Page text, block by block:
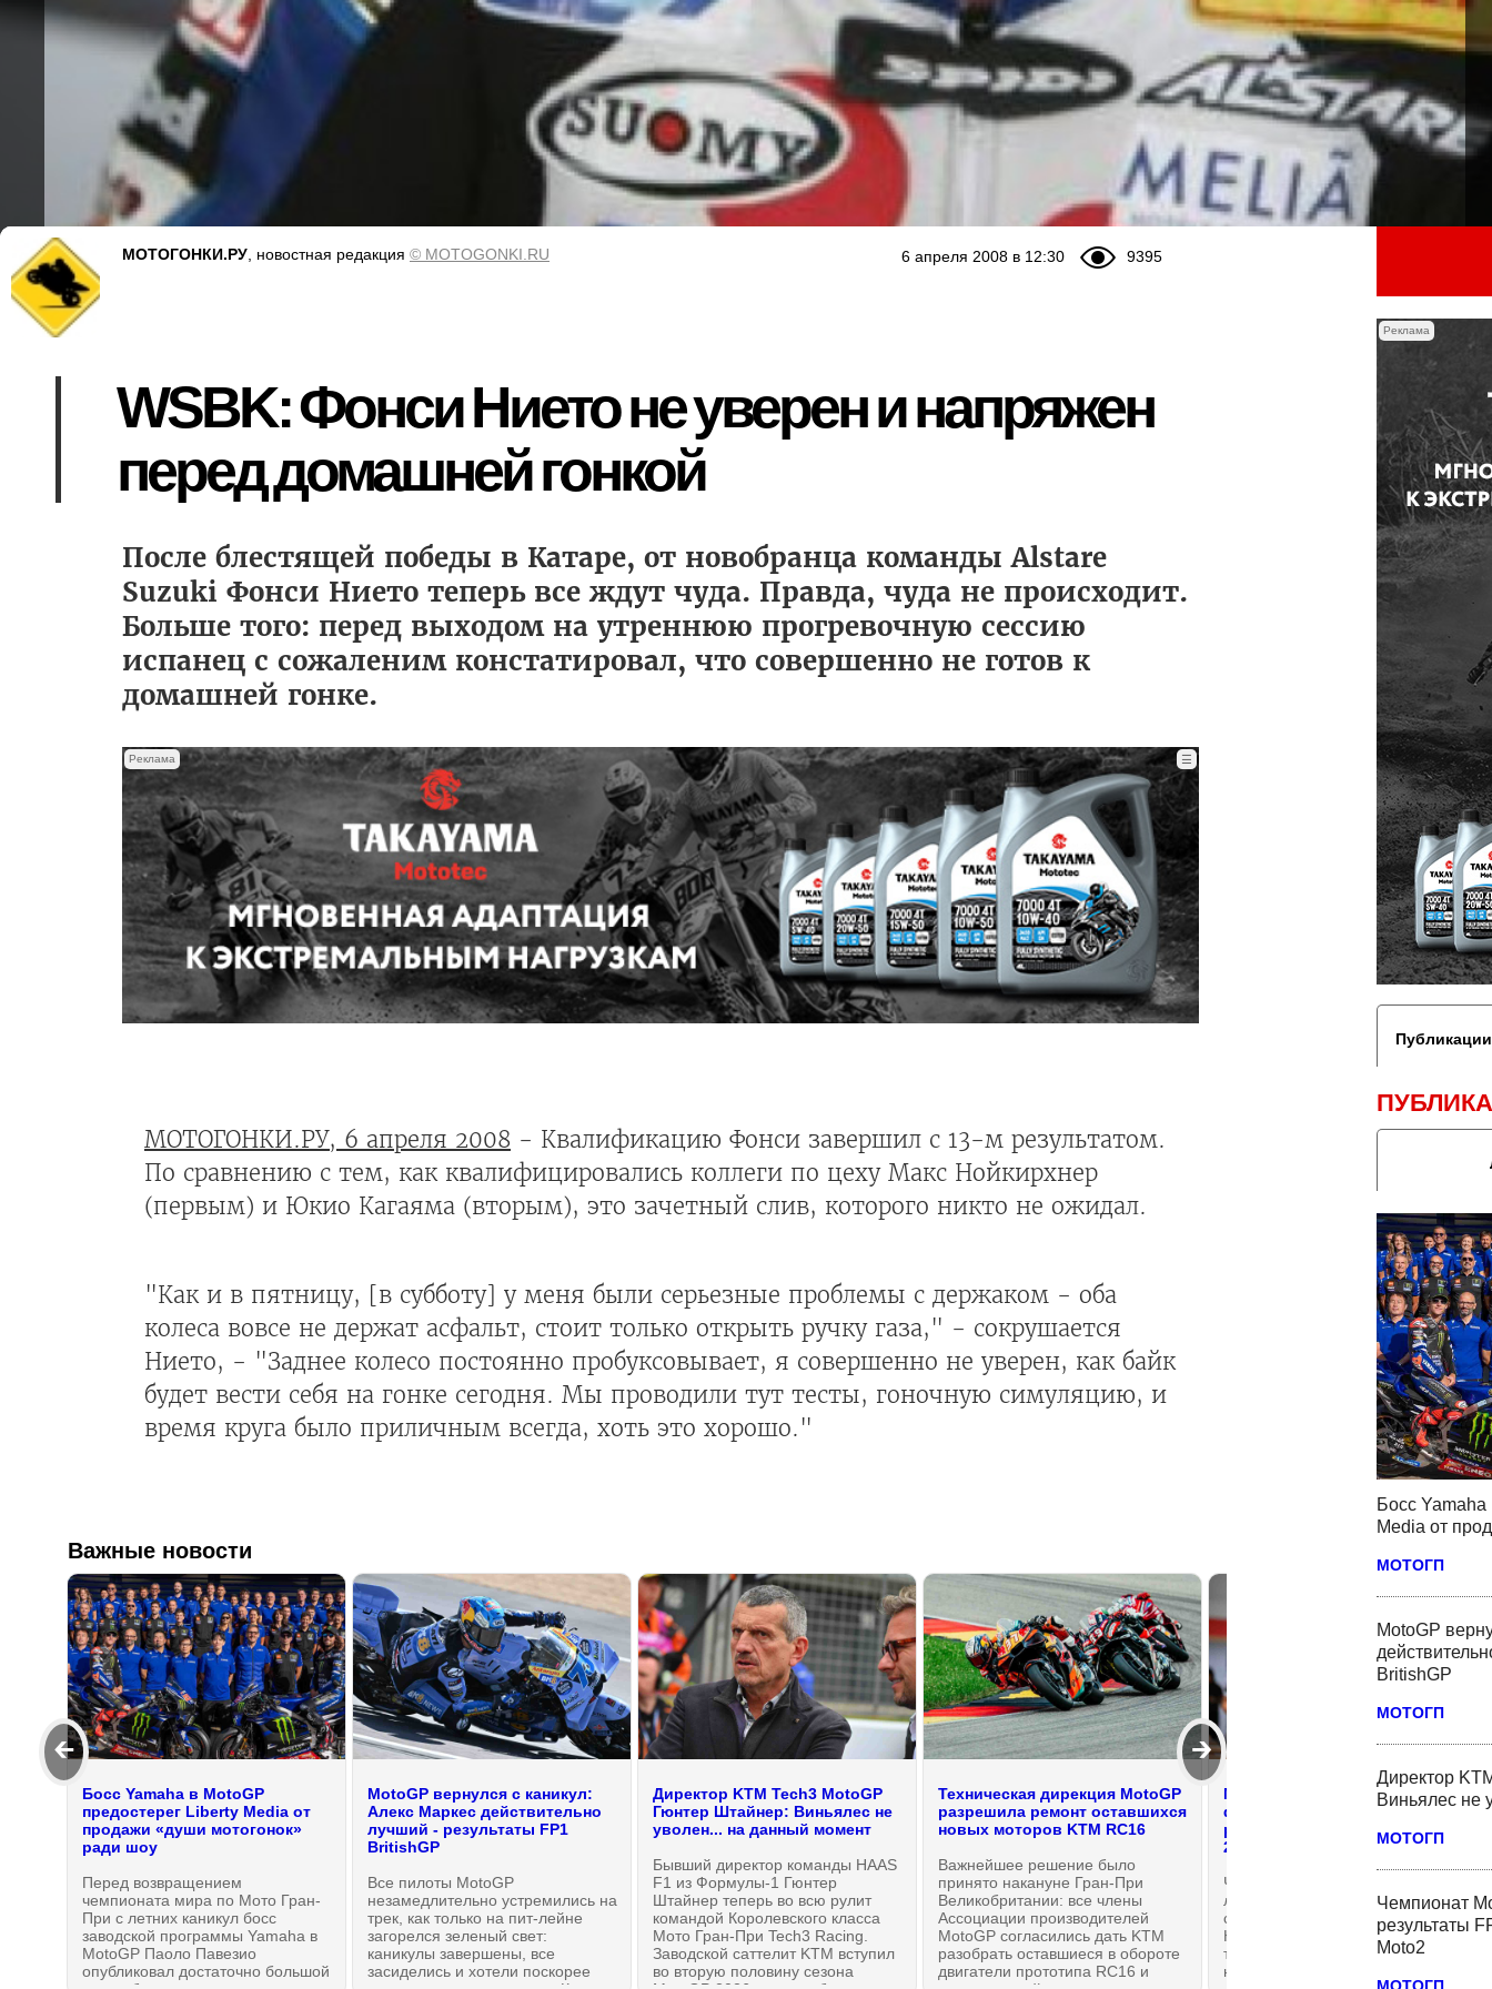
Реклама
Босс Yamaha
Media от
МОТОГП
MotoGP
BritishGP
МОТОГП
Директор
Виньялес не
МОТОГП
Чемпионат
результаты
Moto2
9395
6 апреля 2008 в 12:30
МОТОГОНКИ.РУ , новостная редакция © MOTOGONKI.RU
WSBK: Фонси Нието не уверен и напряжен
перед домашней гонкой
После блестящей победы в Катаре, от новобранца команды Alstare
Suzuki Фонси Нието теперь все ждут чуда. Правда, чуда не происходит.
Больше того: перед выходом на утреннюю прогревочную сессию
испанец с сожаленим констатировал, что совершенно не готов к
домашней гонке.
Реклама ☰
МОТОГОНКИ.РУ, 6 апреля 2008 - Квалификацию Фонси завершил с 13-м результатом.
По сравнению с тем, как квалифицировались коллеги по цеху Макс Нойкирхнер
(первым) и Юкио Кагаяма (вторым), это зачетный слив, которого никто не ожидал.
"Как и в пятницу, [в субботу] у меня были серьезные проблемы с держаком - оба
колеса вовсе не держат асфальт, стоит только открыть ручку газа," - сокрушается
Нието, - "Заднее колесо постоянно пробуксовывает, я совершенно не уверен, как байк
будет вести себя на гонке сегодня. Мы проводили тут тесты, гоночную симуляцию, и
время круга было приличным всегда, хоть это хорошо."
Важные новости
🡰 🡲
Босс Yamaha в MotoGP
предостерег Liberty Media от
продажи «души мотогонок»
ради шоу
Перед возвращением
чемпионата мира по Мото Гран-
При с летних каникул босс
заводской программы Yamaha в
MotoGP Паоло Павезио
опубликовал достаточно большой
MotoGP вернулся с каникул:
Алекс Маркес действительно
лучший - результаты FP1
BritishGP
Все пилоты MotoGP
незамедлительно устремились на
трек, как только на пит-лейне
загорелся зеленый свет:
каникулы завершены, все
засиделись и хотели поскорее
Директор KTM Tech3 MotoGP
Гюнтер Штайнер: Виньялес не
уволен... на данный момент
Бывший директор команды HAAS
F1 из Формулы-1 Гюнтер
Штайнер теперь во всю рулит
командой Королевского класса
Мото Гран-При Tech3 Racing.
Заводской саттелит KTM вступил
во вторую половину сезона
Техническая дирекция MotoGP
разрешила ремонт оставшихся
новых моторов KTM RC16
Важнейшее решение было
принято накануне Гран-При
Великобритании: все члены
Ассоциации производителей
MotoGP согласились дать KTM
разобрать оставшиеся в обороте
двигатели прототипа RC16 и
Марк Маркес - о своем
физическом состоянии и
реальном раскладе в MotoGP
2026 после каникул
Чемпионат MotoGP вернулся с
летних каникул в Сильверстоуне,
с минуты на минуту в
Нортхэмптоне стартуют первые
тренировки BritishGP. Вот, с каким
настроением возвращается к